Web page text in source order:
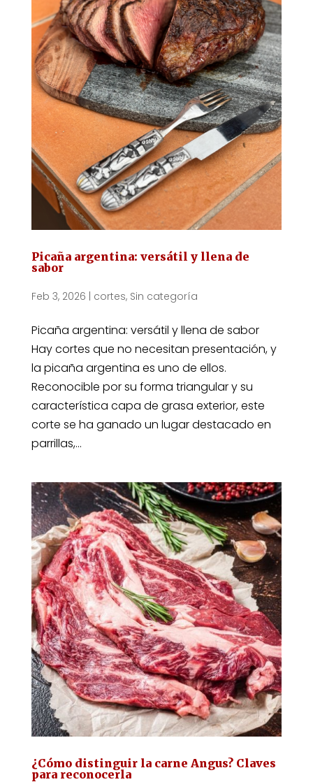
Picaña argentina: versátil y llena de
sabor
Feb 3, 2026 | cortes, Sin categoría
Picaña argentina: versátil y llena de sabor
Hay cortes que no necesitan presentación, y
la picaña argentina es uno de ellos.
Reconocible por su forma triangular y su
característica capa de grasa exterior, este
corte se ha ganado un lugar destacado en
parrillas,...
¿Cómo distinguir la carne Angus? Claves
para reconocerla